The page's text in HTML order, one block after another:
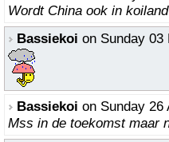
Wordt China ook in
Bassiekoi on Sunday 03
Bassiekoi on Sunday 26
Mss in de toekomst maar